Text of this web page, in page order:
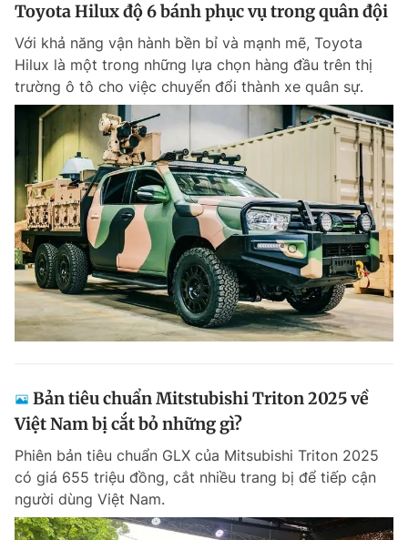
Toyota Hilux độ 6 bánh phục vụ trong quân đội
Với khả năng vận hành bền bỉ và mạnh mẽ, Toyota
Hilux là một trong những lựa chọn hàng đầu trên thị
trường ô tô cho việc chuyển đổi thành xe quân sự.
Bản tiêu chuẩn Mitstubishi Triton 2025 về
Việt Nam bị cắt bỏ những gì?
Phiên bản tiêu chuẩn GLX của Mitsubishi Triton 2025
có giá 655 triệu đồng, cắt nhiều trang bị để tiếp cận
người dùng Việt Nam.